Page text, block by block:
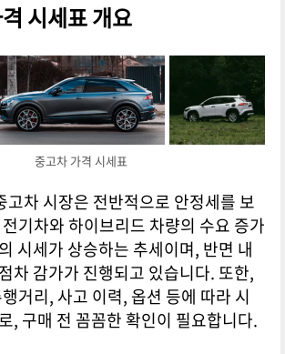
시세표 개요
중고차 가격 시세표
차 시장은 전반적으로 안정세를 보
전기차와 하이브리드 차량의 수요 증가
시세가 상승하는 추세이며, 반면 내
차 감가가 진행되고 있습니다. 또한,
거리, 사고 이력, 옵션 등에 따라 시
, 구매 전 꼼꼼한 확인이 필요합니다.